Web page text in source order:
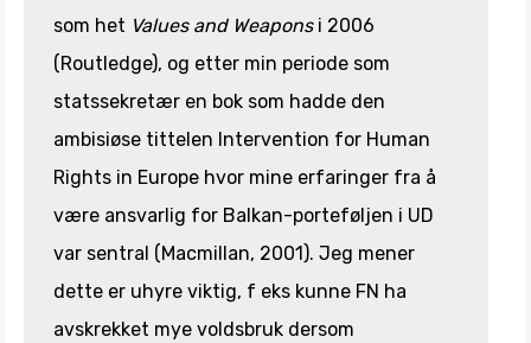
som het Values and Weaponsi 2006
(Routledge), og etter min periode som
statssekretær en bok som hadde den
ambisiøse tittelen Intervention for Human
Rights in Europe hvor mine erfaringer fra å
være ansvarlig for Balkan-porteføljen i UD
var sentral (Macmillan, 2001). Jeg mener
dette er uhyre viktig, f eks kunne FN ha
avskrekket mye voldsbruk dersom